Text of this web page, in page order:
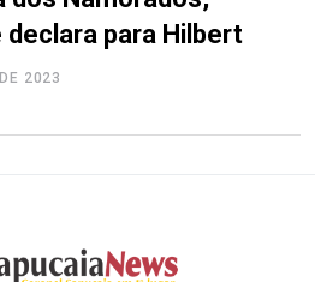
declara para Hilbert
2023